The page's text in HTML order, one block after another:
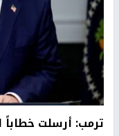
ترمب: أرسلت خطاباً